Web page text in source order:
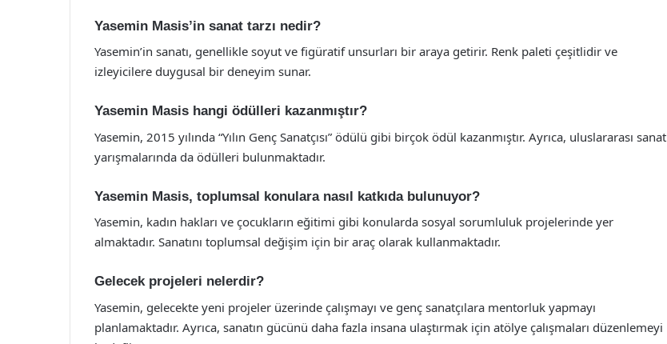
Yasemin Masis’in sanat tarzı nedir?
Yasemin’in sanatı, genellikle soyut ve figüratif unsurları bir araya getirir. Renk paleti çeşitlidir ve
izleyicilere duygusal bir deneyim sunar.
Yasemin Masis hangi ödülleri kazanmıştır?
Yasemin, 2015 yılında “Yılın Genç Sanatçısı” ödülü gibi birçok ödül kazanmıştır. Ayrıca, uluslararası sanat
yarışmalarında da ödülleri bulunmaktadır.
Yasemin Masis, toplumsal konulara nasıl katkıda bulunuyor?
Yasemin, kadın hakları ve çocukların eğitimi gibi konularda sosyal sorumluluk projelerinde yer
almaktadır. Sanatını toplumsal değişim için bir araç olarak kullanmaktadır.
Gelecek projeleri nelerdir?
Yasemin, gelecekte yeni projeler üzerinde çalışmayı ve genç sanatçılara mentorluk yapmayı
planlamaktadır. Ayrıca, sanatın gücünü daha fazla insana ulaştırmak için atölye çalışmaları düzenlemeyi